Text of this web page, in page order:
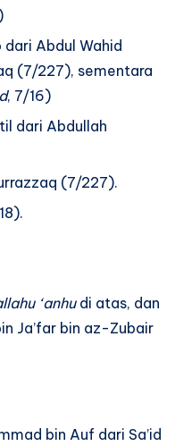
Abdul Wahid
(7/227), sementara
, 7/16)
dari Abdullah
(7/227).
‘anhudi atas, dan
Ja’far bin az-Zubair
bin Auf dari Sa’id